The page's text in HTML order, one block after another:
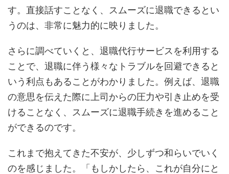
す。直接話すことなく、スムーズに退職できるとい
うのは、非常に魅力的に映りました。
さらに調べていくと、退職代行サービスを利用する
ことで、退職に伴う様々なトラブルを回避できると
いう利点もあることがわかりました。例えば、退職
の意思を伝えた際に上司からの圧力や引き止めを受
けることなく、スムーズに退職手続きを進めること
ができるのです。
これまで抱えてきた不安が、少しずつ和らいでいく
のを感じました。「もしかしたら、これが自分にと